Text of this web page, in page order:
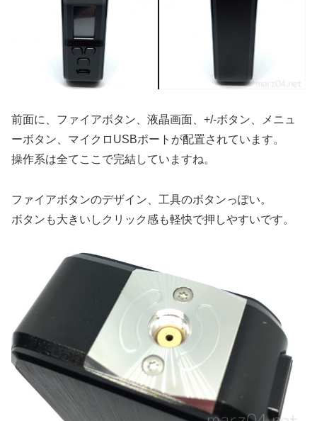
前面に、ファイアボタン、液晶画面、+/-ボタン、メニュ
ーボタン、マイクロUSBポートが配置されています。
操作系は全てここで完結していますね。
ファイアボタンのデザイン、工具のボタンっぽい。
ボタンも大きいしクリック感も軽快で押しやすいです。